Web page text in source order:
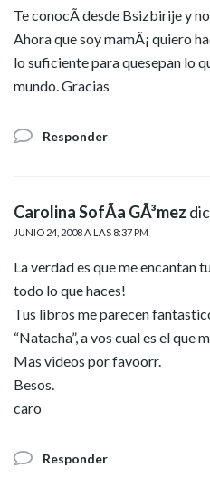
Te conocÃ­ desde Bsizbirije y
Ahora que soy mamÃ¡ quiero
lo suficiente para quesepan lo
mundo. Gracias
Responder
Carolina SofÃ­a GÃ³mez
JUNIO 24, 2008 A LAS 8:37 PM
La verdad es que me encantan
todo lo que haces!
Tus libros me parecen
“Natacha”, a vos cual es el que
Mas videos por favoorr.
Besos.
caro
Responder